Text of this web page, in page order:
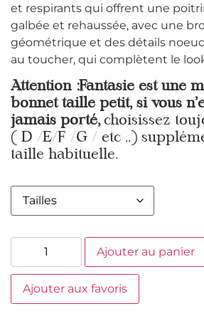
et respirants qui offrent une
galbée et rehaussée, avec une
géométrique et des détails
au toucher, qui complètent le
Attention :Fantasie est une
bonnet taille petit, si vous
jamais porté, choisissez
( D /E/F /G / etc ..)
taille habituelle.
Ajouter au panier
Ajouter aux favoris